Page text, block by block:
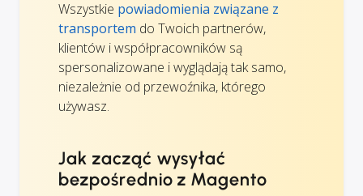
Wszystkie powiadomienia związane z
transportem do Twoich partnerów,
klientów i współpracowników są
spersonalizowane i wyglądają tak samo,
niezależnie od przewoźnika, którego
używasz.
Jak zacząć wysyłać
bezpośrednio z Magento